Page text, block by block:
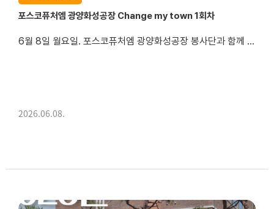
포스코퓨처엠 광양화성공장 Change my town 1회차
6월 8일 월요일. 포스코퓨처엠 광양화성공장 봉사단과 함께 진상면 이천마을에 방문하여 어르신 가정의 에어컨 필터 청소와 마을 환경정화 활동을 진행하였습니다.
2026.06.08.